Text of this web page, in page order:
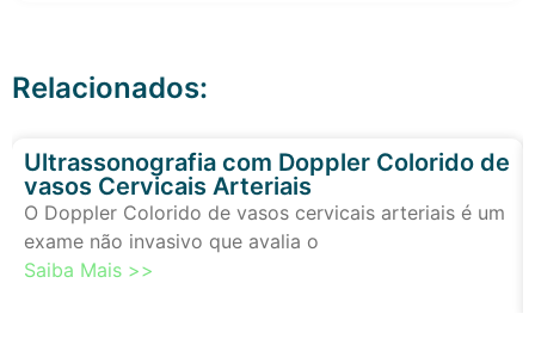
Relacionados:
Ultrassonografia com Doppler Colorido de
vasos Cervicais Arteriais
O Doppler Colorido de vasos cervicais arteriais é um
exame não invasivo que avalia o
Saiba Mais >>